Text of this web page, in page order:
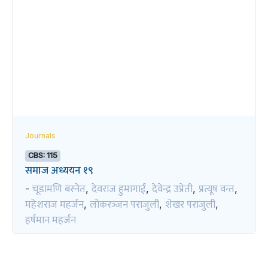
Journals
CBS: 115
समाज अध्ययन १९
- चूडामणि बस्नेत, देवराज हुमागाईं, देवेन्द्र उप्रेती, प्रत्यूष वन्त,
महेशराज महर्जन, लोकरञ्‍जन पराजुली, शेखर पराजुली,
हर्षमान महर्जन